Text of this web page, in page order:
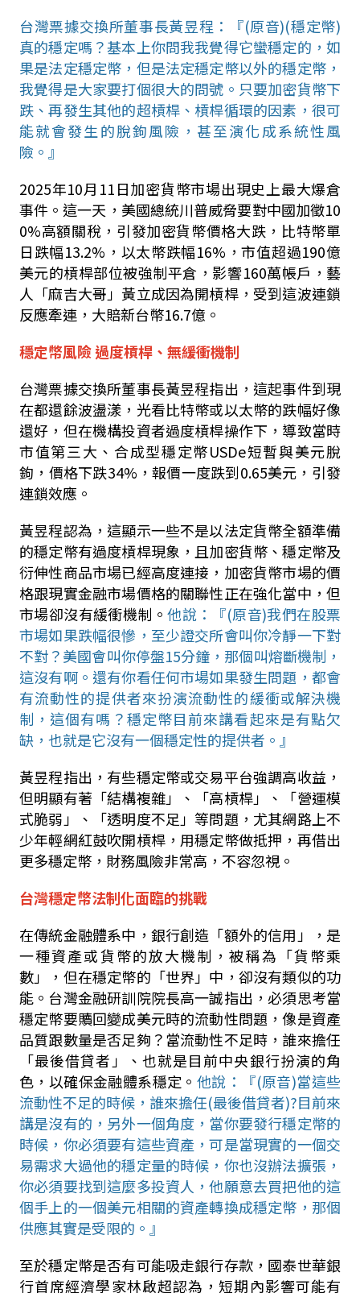
台灣票據交換所董事長黃昱程：『(原音)(穩定幣)
真的穩定嗎？基本上你問我我覺得它蠻穩定的，如
果是法定穩定幣，但是法定穩定幣以外的穩定幣，
我覺得是大家要打個很大的問號。只要加密貨幣下
跌、再發生其他的超槓桿、槓桿循環的因素，很可
能就會發生的脫鉤風險，甚至演化成系統性風
險。』
2025年10月 11日加密貨幣市場出現史上最大爆倉
事件。這一天，美國總統川普威脅要對中國加徵10
0%高額關稅，引發加密貨幣價格大跌，比特幣單
日跌幅13.2% ，以太幣跌幅16% ，市值超過190億
美元的槓桿部位被強制平倉，影響160萬帳戶，藝
人「麻吉大哥」黃立成因為開槓桿，受到這波連鎖
反應牽連，大賠新台幣16.7億。
穩定幣風險 過度槓桿、無緩衝機制
台灣票據交換所董事長黃昱程指出，這起事件到現
在都還餘波盪漾，光看比特幣或以太幣的跌幅好像
還好，但在機構投資者過度槓桿操作下，導致當時
市值第三大、合成型穩定幣USDe短暫與美元脫
鉤，價格下跌34% ，報價一度跌到0.65美元，引發
連鎖效應。
黃昱程認為，這顯示一些不是以法定貨幣全額準備
的穩定幣有過度槓桿現象，且加密貨幣、穩定幣及
衍伸性商品市場已經高度連接，加密貨幣市場的價
格跟現實金融市場價格的關聯性正在強化當中，但
市場卻沒有緩衝機制。他說：『(原音)我們在股票
市場如果跌幅很慘，至少證交所會叫你冷靜一下對
不對？美國會叫你停盤15分鐘，那個叫熔斷機制，
這沒有啊。還有你看任何市場如果發生問題，都會
有流動性的提供者來扮演流動性的緩衝或解決機
制，這個有嗎？穩定幣目前來講看起來是有點欠
缺，也就是它沒有一個穩定性的提供者。』
黃昱程指出，有些穩定幣或交易平台強調高收益，
但明顯有著「結構複雜」、「高槓桿」、「營運模
式脆弱」、「透明度不足」等問題，尤其網路上不
少年輕網紅鼓吹開槓桿，用穩定幣做抵押，再借出
更多穩定幣，財務風險非常高，不容忽視。
台灣穩定幣法制化面臨的挑戰
在傳統金融體系中，銀行創造「額外的信用」，是
一種資產或貨幣的放大機制，被稱為「貨幣乘
數」，但在穩定幣的「世界」中，卻沒有類似的功
能。台灣金融研訓院院長高一誠指出，必須思考當
穩定幣要贖回變成美元時的流動性問題，像是資產
品質跟數量是否足夠？當流動性不足時，誰來擔任
「最後借貸者」、也就是目前中央銀行扮演的角
色，以確保金融體系穩定。 他說：『(原音)當這些
流動性不足的時候，誰來擔任(最後借貸者)?目前來
講是沒有的，另外一個角度，當你要發行穩定幣的
時候，你必須要有這些資產，可是當現實的一個交
易需求大過他的穩定量的時候，你也沒辦法擴張，
你必須要找到這麼多投資人，他願意去買把他的這
個手上的一個美元相關的資產轉換成穩定幣，那個
供應其實是受限的。』
至於穩定幣是否有可能吸走銀行存款，國泰世華銀
行首席經濟學家林啟超認為，短期內影響可能有